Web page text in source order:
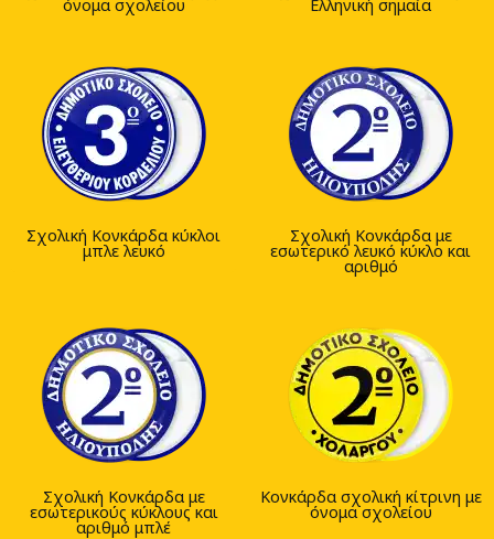
όνομα σχολείου Ελληνική σημαία
Σχολική Κονκάρδα κύκλοι
μπλε λευκό
Σχολική Κονκάρδα με
εσωτερικό λευκό κύκλο και
αριθμό
Σχολική Κονκάρδα με
εσωτερικούς κύκλους και
αριθμό μπλέ
Κονκάρδα σχολική κίτρινη με
όνομα σχολείου